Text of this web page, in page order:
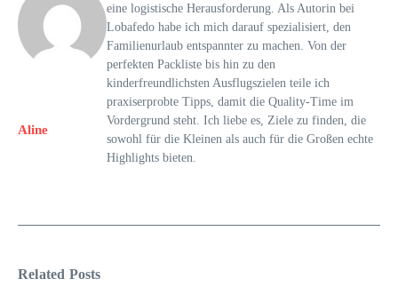
Aline
eine logistische Herausforderung. Als Autorin bei
Lobafedo habe ich mich darauf spezialisiert, den
Familienurlaub entspannter zu machen. Von der
perfekten Packliste bis hin zu den
kinderfreundlichsten Ausflugszielen teile ich
praxiserprobte Tipps, damit die Quality-Time im
Vordergrund steht. Ich liebe es, Ziele zu finden, die
sowohl für die Kleinen als auch für die Großen echte
Highlights bieten.
Related Posts